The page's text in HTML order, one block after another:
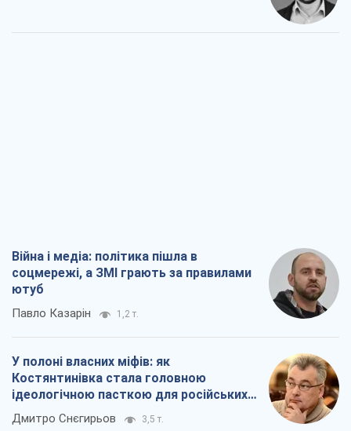
Війна і медіа: політика пішла в
соцмережі, а ЗМІ грають за правилами
ютуб
Павло Казарін 1,2 т.
У полоні власних міфів: як
Костянтинівка стала головною
ідеологічною пасткою для російських
окупантів
Дмитро Снєгирьов 3,5 т.